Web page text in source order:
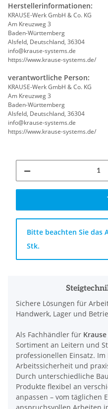
Herstellerinformationen:
KRAUSE-Werk GmbH & Co. KG
Am Kreuzweg 3
Baden-Württemberg
Alsfeld, Deutschland, 36304
info@krause-systems.de
https://www.krause-systems.de/
verantwortliche Person:
KRAUSE-Werk GmbH & Co. KG
Am Kreuzweg 3
Baden-Württemberg
Alsfeld, Deutschland, 36304
info@krause-systems.de
https://www.krause-systems.de/
x
Bitte beachten Sie das
Stk.
Sichere Lösungen für
Handwerk, Lager und
Als Fachhändler für Krause
Sortiment an Leitern und
professionellen Einsatz.
Arbeitssicherheit und
Durch unterschiedliche
Produkte flexibel an
anpassen – vom täglichen
anspruchsvollen Arbeiten